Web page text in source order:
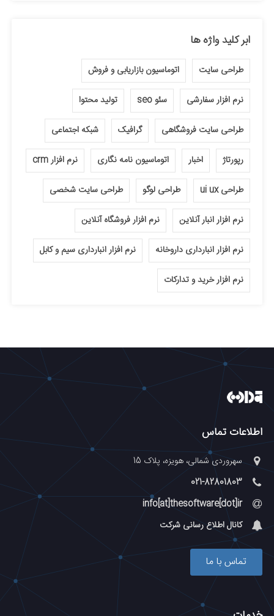
ابر کلید واژه ها
طراحی سایت اتوماسیون بازاریابی و فروش
نرم افزار سفارشی سئو seo تولید محتوا
طراحی سایت فروشگاهی گرافیک شبکه اجتماعی
رپورتاژ اخبار اتوماسیون نامه نگاری نرم افزار crm
طراحی ui ux طراحی لوگو طراحی سایت شخصی
نرم افزار انبار آنلاین نرم افزار فروشگاه آنلاین
نرم افزار انبارداری داروخانه نرم افزار انبارداری سیم و کابل
نرم افزار خرید و تدارکات
اطلاعات تماس
سهروردی شمالی، هویزه، پلاک 15
021-82801803
info[at]thesoftware[dot]ir
کانال اطلاع رسانی شرکت
تماس با ما